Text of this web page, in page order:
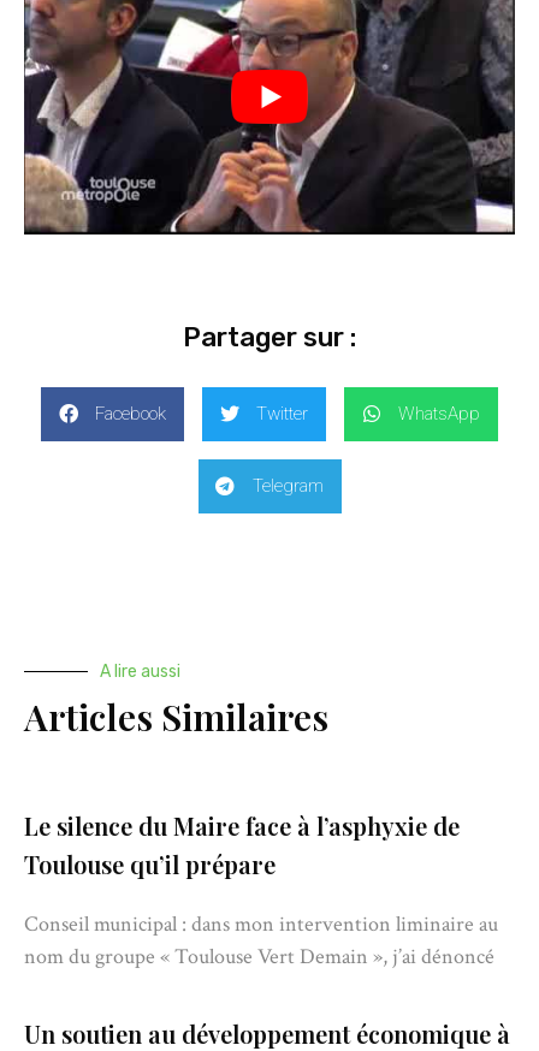
Partager sur :
Facebook Twitter WhatsApp
Telegram
A lire aussi
Articles Similaires
Le silence du Maire face à l’asphyxie de
Toulouse qu’il prépare
Conseil municipal : dans mon intervention liminaire au
nom du groupe « Toulouse Vert Demain », j’ai dénoncé
Un soutien au développement économique à